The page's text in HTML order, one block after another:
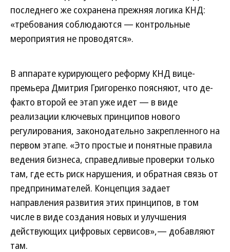
последнего же сохранена прежняя логика КНД:
«требования соблюдаются — контрольные
мероприятия не проводятся».
В аппарате курирующего реформу КНД вице-
премьера Дмитрия Григоренко поясняют, что де-
факто второй ее этап уже идет — в виде
реализации ключевых принципов нового
регулирования, законодательно закрепленного на
первом этапе. «Это простые и понятные правила
ведения бизнеса, справедливые проверки только
там, где есть риск нарушения, и обратная связь от
предпринимателей. Концепция задает
направления развития этих принципов, в том
числе в виде создания новых и улучшения
действующих цифровых сервисов»,— добавляют
там.